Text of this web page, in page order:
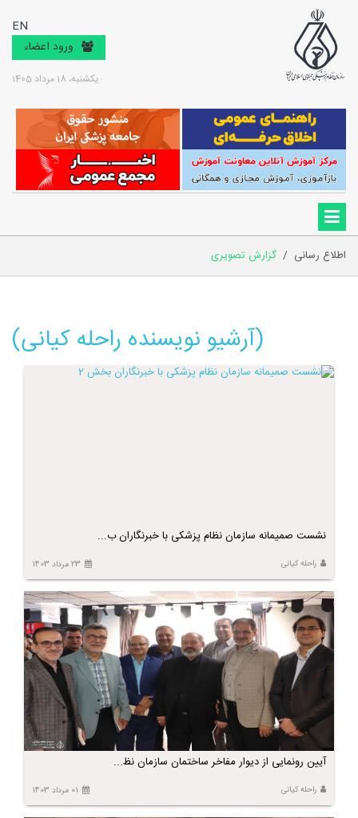
EN
ورود اعضاء
یکشنبه، 18 مرداد 1405
اطلاع رسانی / گزارش تصویری
(آرشیو نویسنده راحله کیانی)
نشست صمیمانه سازمان نظام پزشکی با خبرنگاران ب...
راحله کیانی 23 مرداد 1403
آیین رونمایی از دیوار مفاخر ساختمان سازمان نظ...
راحله کیانی 01 مرداد 1403